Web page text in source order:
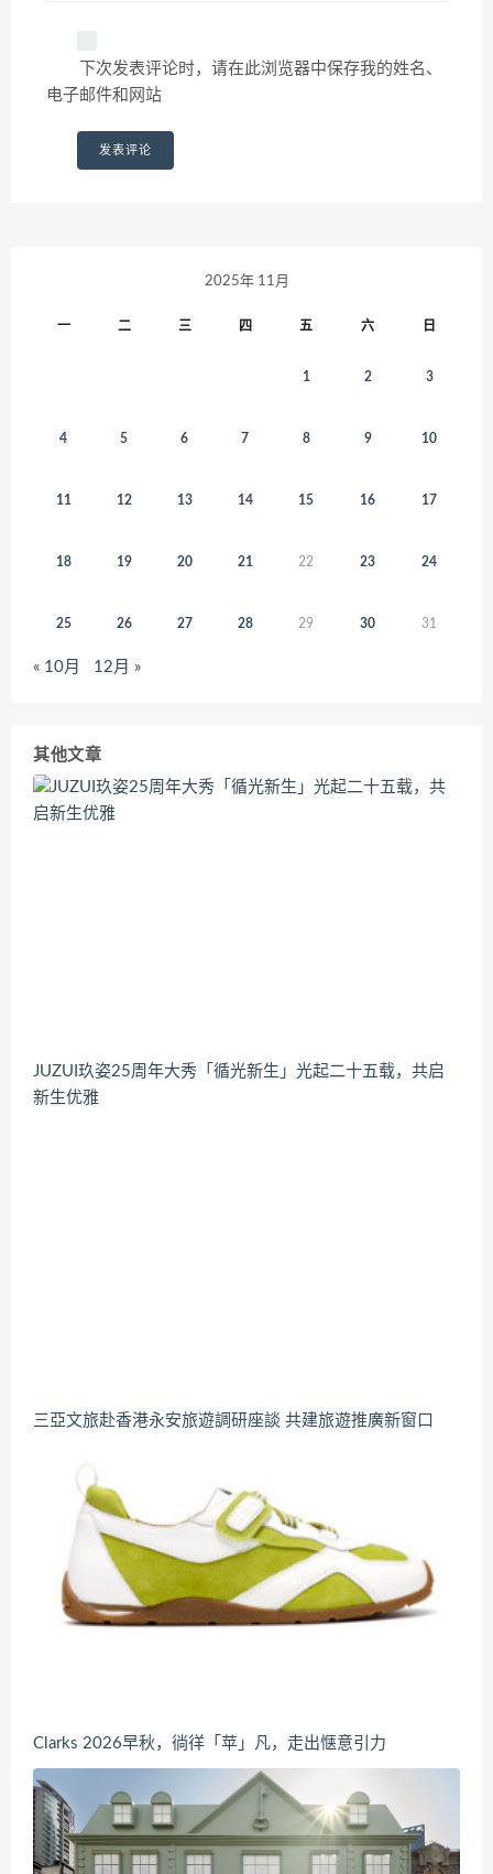
下次发表评论时，请在此浏览器中保存我的姓名、
电子邮件和网站
2025年 11月
一 二 三 四 五 六 日
1 2 3
4 5 6 7 8 9 10
11 12 13 14 15 16 17
18 19 20 21 22 23 24
25 26 27 28 29 30 31
« 10月 12月 »
其他文章
JUZUI玖姿25周年大秀「循光新生」光起二十五载，共启
新生优雅
三亞文旅赴香港永安旅遊調研座談 共建旅遊推廣新窗口
Clarks 2026早秋，徜徉「苹」凡，走出惬意引力